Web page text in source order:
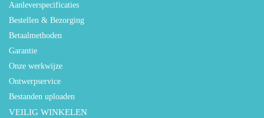
Aanleverspecificaties
Bestellen & Bezorging
Betaalmethoden
Garantie
Onze werkwijze
Ontwerpservice
Bestanden uploaden
VEILIG WINKELEN